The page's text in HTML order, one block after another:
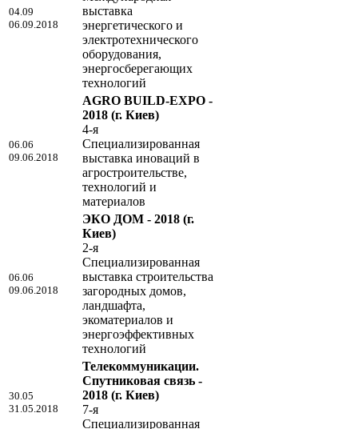
04.09
06.09.2018
выставка
энергетического и
электротехнического
оборудования,
энергосберегающих
технологий
06.06
09.06.2018
AGRO BUILD-EXPO -
2018 (г. Киев)
4-я
Специализированная
выставка иноваций в
агростроительстве,
технологий и
материалов
06.06
09.06.2018
ЭКО ДОМ - 2018 (г.
Киев)
2-я
Специализированная
выставка строительства
загородных домов,
ландшафта,
экоматериалов и
энергоэффективных
технологий
30.05
31.05.2018
Телекоммуникации.
Спутниковая связь -
2018 (г. Киев)
7-я
Специализированная